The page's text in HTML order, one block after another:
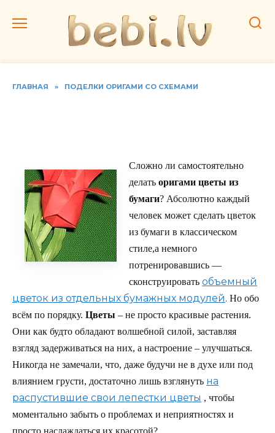
ГЛАВНАЯ » ПОДЕЛКИ ОРИГАМИ СО СХЕМАМИ
Сложно ли самостоятельно
делать оригами цветы из
бумаги? Абсолютно каждый
человек может сделать цветок
из бумаги в классическом
стиле,а немного
потренировавшись —
сконструировать объемный
цветок из отдельных бумажных модулей. Но обо
всём по порядку. Цветы – не просто красивые растения.
Они как будто обладают волшебной силой, заставляя
взгляд задерживаться на них, а настроение – улучшаться.
Никогда не замечали, что, даже будучи не в духе или под
влиянием грусти, достаточно лишь взглянуть на
распустившие свои лепестки цветы , чтобы
моментально забыть о проблемах и неприятностях и
просто наслаждаться их красотой?